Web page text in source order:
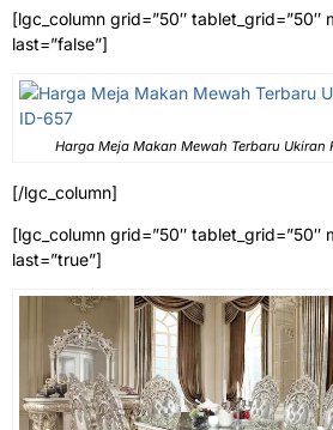
[lgc_column grid=”50″ tablet_grid=”50″
last=”false”]
Harga Meja Makan Mewah Terbaru Ukiran
[/lgc_column]
[lgc_column grid=”50″ tablet_grid=”50″
last=”true”]